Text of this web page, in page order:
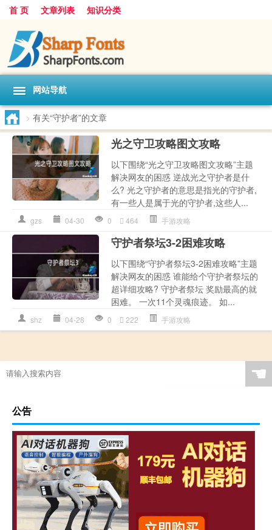
首 页 文章列表 知识分类
网站导航
> 有关“守护者”的文章
光之守卫攻略图文攻略
以下围绕“光之守卫攻略图文攻略”主题
解决网友的困惑 逆战光之守护者是什
么? 光之守护者的意思是指光的守护者,
有一些人是属于光的守护者,这些人...
gzs 04-30 0 464 手游攻略
守护者祭坛3-2困难攻略
以下围绕“守护者祭坛3-2困难攻略”主题
解决网友的困惑 谁能给个守护者祭坛的
超详细攻略? 守护者祭坛 奖励最高的就
困难。 一次11个灵魂痕迹。 如...
shz 04-28 0 222 手游攻略
☚
公告